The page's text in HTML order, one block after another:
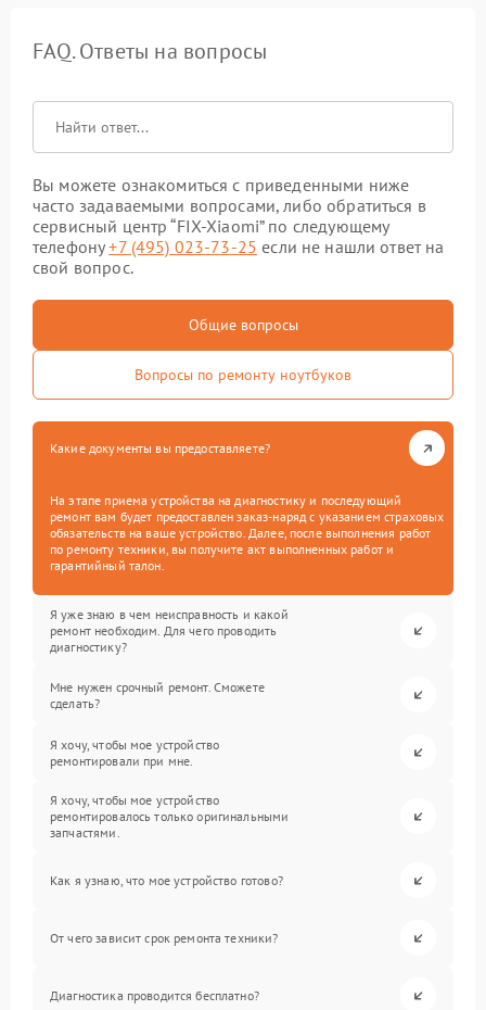
FAQ. Ответы на вопросы
Вы можете ознакомиться с приведенными ниже
часто задаваемыми вопросами, либо обратиться в
сервисный центр “FIX-Xiaomi” по следующему
телефону+7 (495) 023-73-25 если не нашли ответ на
свой вопрос.
Общие вопросы
Вопросы по ремонту ноутбуков
Какие документы вы предоставляете?
На этапе приема устройства на диагностику и последующий
ремонт вам будет предоставлен заказ-наряд с указанием страховых
обязательств на ваше устройство. Далее, после выполнения работ
по ремонту техники, вы получите акт выполненных работ и
гарантийный талон.
Я уже знаю в чем неисправность и какой
ремонт необходим. Для чего проводить
диагностику?
Мне нужен срочный ремонт. Сможете
сделать?
Я хочу, чтобы мое устройство
ремонтировали при мне.
Я хочу, чтобы мое устройство
ремонтировалось только оригинальными
запчастями.
Как я узнаю, что мое устройство готово?
От чего зависит срок ремонта техники?
Диагностика проводится бесплатно?